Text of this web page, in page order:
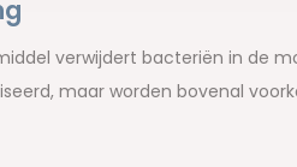
verwijdert bacteriën in de
maar worden bovenal